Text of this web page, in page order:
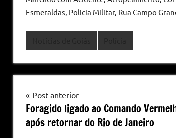
Esmeraldas, Policia Militar, Rua Campo
Navegação
de
Post
Post anterior
Foragido ligado ao Comando
após retornar do Rio de Janeiro